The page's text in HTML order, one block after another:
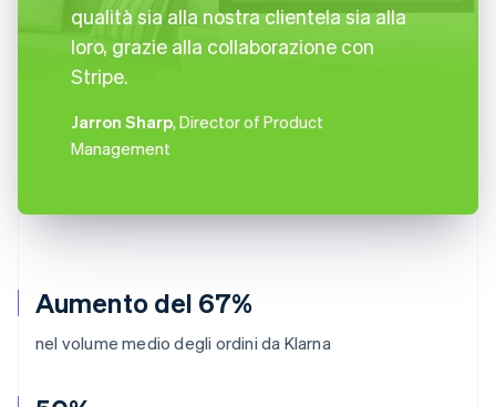
Aumento del 67%
nel volume medio degli ordini da Klarna
qualità sia alla nostra clientela sia alla
loro, grazie alla collaborazione con
Stripe.
Jarron Sharp, Director of Product
Management